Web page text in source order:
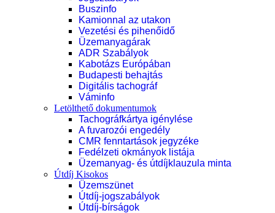
Buszinfo
Kamionnal az utakon
Vezetési és pihenőidő
Üzemanyagárak
ADR Szabályok
Kabotázs Európában
Budapesti behajtás
Digitális tachográf
Váminfo
Letölthető dokumentumok
Tachográfkártya igénylése
A fuvarozói engedély
CMR fenntartások jegyzéke
Fedélzeti okmányok listája
Üzemanyag- és útdíjklauzula minta
Útdíj Kisokos
Üzemszünet
Útdíj-jogszabályok
Útdíj-bírságok